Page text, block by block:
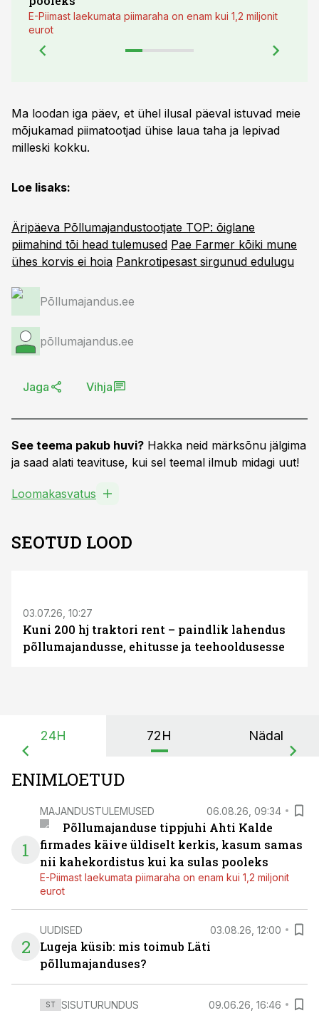
E-Piimast laekumata piimaraha on enam kui 1,2 miljonit
eurot
Ma loodan iga päev, et ühel ilusal päeval istuvad meie
mõjukamad piimatootjad ühise laua taha ja lepivad
milleski kokku.
Loe lisaks:
Äripäeva Põllumajandus­tootjate TOP: õiglane
piimahind tõi head tulemused Pae Farmer kõiki mune
ühes korvis ei hoia Pankrotipesast sirgunud edulugu
Põllumajandus.ee
põllumajandus.ee
Jaga Vihja
See teema pakub huvi? Hakka neid märksõnu jälgima
ja saad alati teavituse, kui sel teemal ilmub midagi uut!
Loomakasvatus
SEOTUD LOOD
03.07.26, 10:27
Kuni 200 hj traktori rent – paindlik lahendus
põllumajandusse, ehitusse ja teehooldusesse
24H 72H Nädal
ENIMLOETUD
1
MAJANDUSTULEMUSED 06.08.26, 09:34
Põllumajanduse tippjuhi Ahti Kalde
firmades käive üldiselt kerkis, kasum samas
nii kahekordistus kui ka sulas pooleks
E-Piimast laekumata piimaraha on enam kui 1,2 miljonit
eurot
2
UUDISED 03.08.26, 12:00
Lugeja küsib: mis toimub Läti
põllumajanduses?
ST SISUTURUNDUS 09.06.26, 16:46